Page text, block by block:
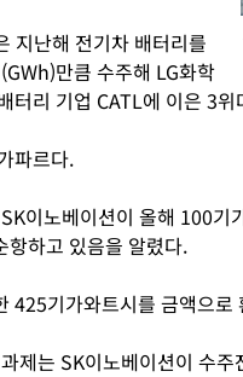
지난해 전기차 배터리를
만큼 수주해 LG화학
터리 기업 CATL에 이은 3위
파르다.
이노베이션이 올해 100
항하고 있음을 알렸다.
425기가와트시를 금액으
제는 SK이노베이션이 수